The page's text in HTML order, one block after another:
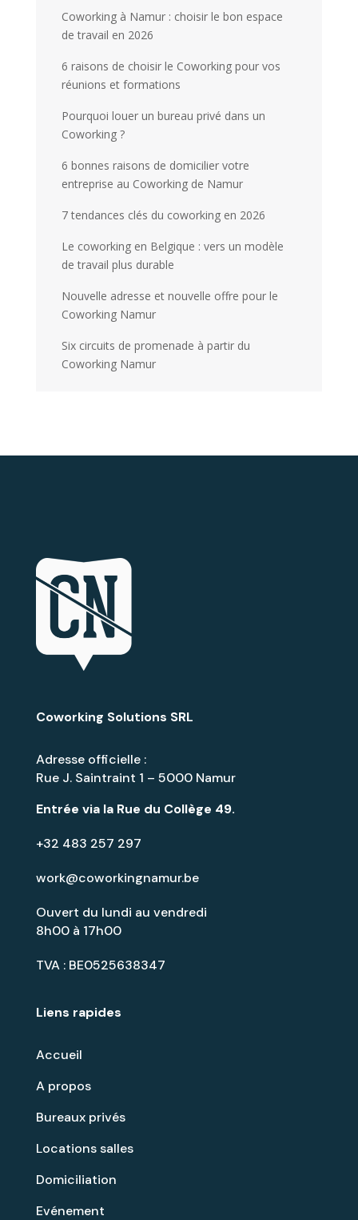
Coworking à Namur : choisir le bon espace
de travail en 2026
6 raisons de choisir le Coworking pour vos
réunions et formations
Pourquoi louer un bureau privé dans un
Coworking ?
6 bonnes raisons de domicilier votre
entreprise au Coworking de Namur
7 tendances clés du coworking en 2026
Le coworking en Belgique : vers un modèle
de travail plus durable
Nouvelle adresse et nouvelle offre pour le
Coworking Namur
Six circuits de promenade à partir du
Coworking Namur
Liens rapides
Accueil
A propos
Bureaux privés
Locations salles
Domiciliation
Evénement
Coworking Solutions SRL
Adresse officielle :
Rue J. Saintraint 1 – 5000 Namur
Entrée via la Rue du Collège 49.
+32 483 257 297
work@coworkingnamur.be
Ouvert du lundi au vendredi
8h00 à 17h00
TVA : BE0525638347